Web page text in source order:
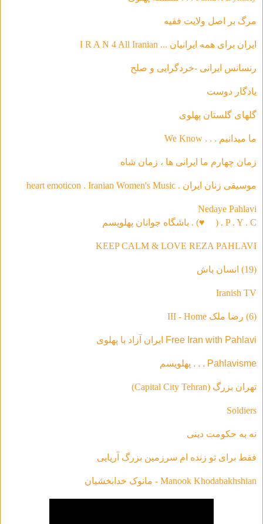
مرگ بر اصل ولایت فقیه
ایران برای همه ایرانیان ... I R A N 4 All Iranian
رنسانس ایرانی -خردگرایی و صلح
يادگار دوست
گلهاى گلستان پهلوى
ما ميدانيم . . . We Know
زمان چهارم ما ايرانى ها ، زمان شاه
موسیقی‌ زنان ایران . heart emoticon . Iranian Women's Music
Nedaye Pahlavi
P . Y . C . (
♥) . باشگاه جوانان پهلویسم
KEEP CALM & LOVE REZA PAHLAVI
(19) انسان باش
Iranish TV
(6) رضا ملک III - Home
Free Iran with Pahlavi ایران آزاد با پهلوی
Pahlavisme . . . پهلویسم
تهران بزرگ (Capital City Tehran)
Soldiers
نه به حکومت دینی
فقط براى تو زنده ام سرزمين بزرگ آريايى
Manook Khodabakhshian - مانوک خدابخشیان